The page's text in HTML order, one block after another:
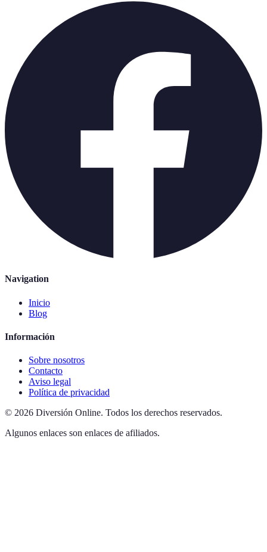
Navigation
Inicio
Blog
Información
Sobre nosotros
Contacto
Aviso legal
Política de privacidad
© 2026 Diversión Online. Todos los derechos reservados.
Algunos enlaces son enlaces de afiliados.